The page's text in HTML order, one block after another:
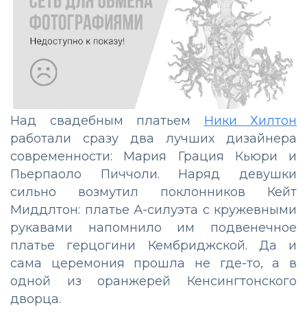
Над свадебным платьем Ники Хилтон
работали сразу два лучших дизайнера
современности: Мария Грация Кьюри и
Пьерпаоло Пиччоли. Наряд девушки
сильно возмутил поклонников Кейт
Миддлтон: платье А-силуэта с кружевными
рукавами напомнило им подвенечное
платье герцогини Кембриджской. Да и
сама церемония прошла не где-то, а в
одной из оранжерей Кенсингтонского
дворца.